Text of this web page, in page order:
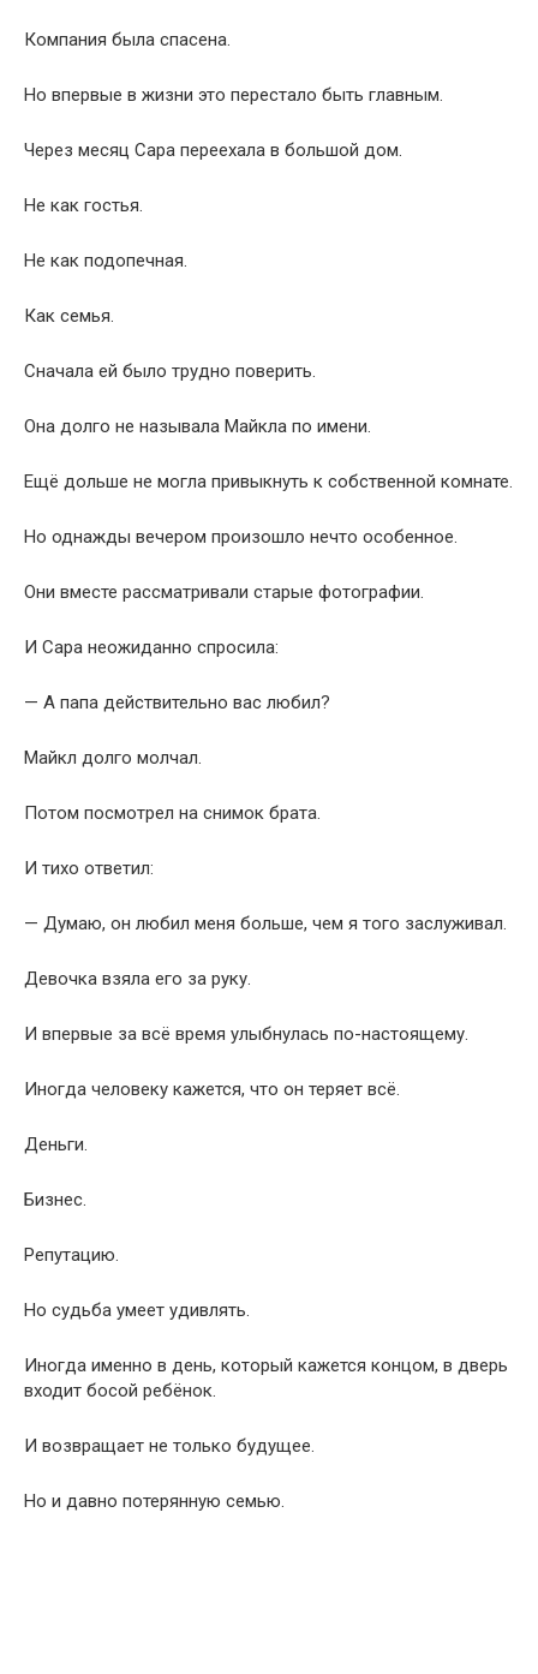
Компания была спасена.
Но впервые в жизни это перестало быть главным.
Через месяц Сара переехала в большой дом.
Не как гостья.
Не как подопечная.
Как семья.
Сначала ей было трудно поверить.
Она долго не называла Майкла по имени.
Ещё дольше не могла привыкнуть к собственной комнате.
Но однажды вечером произошло нечто особенное.
Они вместе рассматривали старые фотографии.
И Сара неожиданно спросила:
— А папа действительно вас любил?
Майкл долго молчал.
Потом посмотрел на снимок брата.
И тихо ответил:
— Думаю, он любил меня больше, чем я того заслуживал.
Девочка взяла его за руку.
И впервые за всё время улыбнулась по-настоящему.
Иногда человеку кажется, что он теряет всё.
Деньги.
Бизнес.
Репутацию.
Но судьба умеет удивлять.
Иногда именно в день, который кажется концом, в дверь
входит босой ребёнок.
И возвращает не только будущее.
Но и давно потерянную семью.